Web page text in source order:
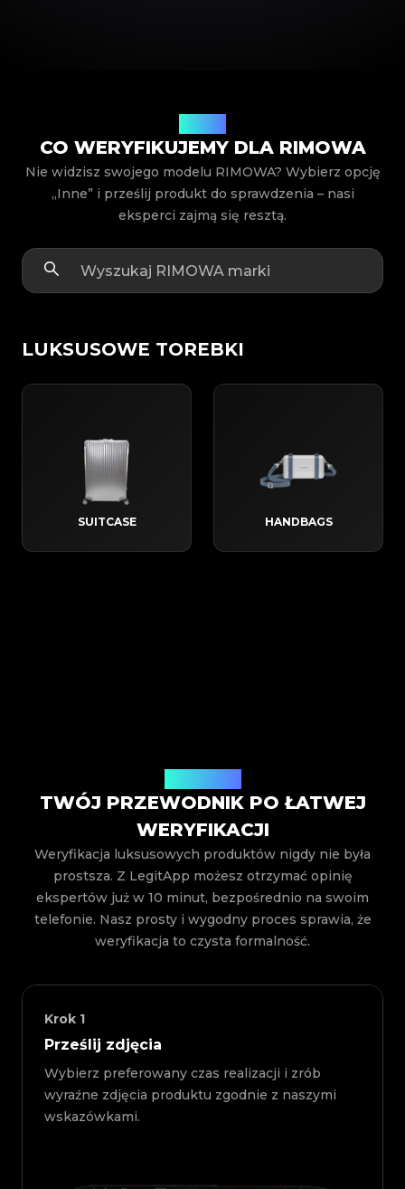
CO WERYFIKUJEMY DLA RIMOWA
Nie widzisz swojego modelu RIMOWA? Wybierz opcję
„Inne” i prześlij produkt do sprawdzenia – nasi
eksperci zajmą się resztą.
LUKSUSOWE TOREBKI
SUITCASE HANDBAGS
TWÓJ PRZEWODNIK PO ŁATWEJ
WERYFIKACJI
Weryfikacja luksusowych produktów nigdy nie była
prostsza. Z LegitApp możesz otrzymać opinię
ekspertów już w 10 minut, bezpośrednio na swoim
telefonie. Nasz prosty i wygodny proces sprawia, że
weryfikacja to czysta formalność.
Krok 1
Prześlij zdjęcia
Wybierz preferowany czas realizacji i zrób
wyraźne zdjęcia produktu zgodnie z naszymi
wskazówkami.